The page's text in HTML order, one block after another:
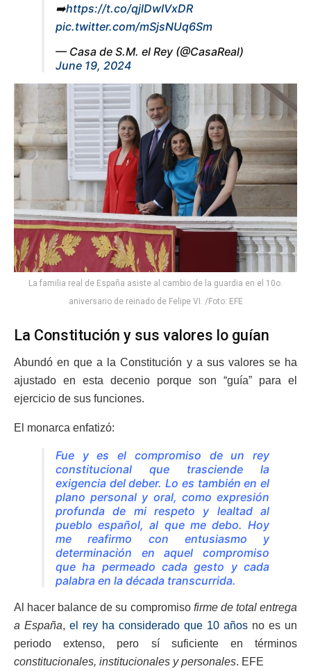
➡️https://t.co/qjlDwIVxDR
pic.twitter.com/mSjsNUq6Sm
— Casa de S.M. el Rey (@CasaReal)
June 19, 2024
La familia real de España asiste al cambio de la guardia en el 10o.
aniversario de reinado de Felipe VI. /Foto: EFE
La Constitución y sus valores lo guían
Abundó en que a la Constitución y a sus valores se ha
ajustado en esta decenio porque son “guía” para el
ejercicio de sus funciones.
El monarca enfatizó:
Fue y es el compromiso de un rey
constitucional que trasciende la
exigencia del deber. Lo es también en el
plano personal y oral, como expresión
profunda de mi respeto y lealtad al
pueblo español, al que me debo. Hoy
me reafirmo con entusiasmo y
determinación en aquel compromiso
que ha permeado cada gesto y cada
palabra en la década transcurrida.
Al hacer balance de su compromiso firme de total entrega
a España, el rey ha considerado que 10 años no es un
periodo extenso, pero sí suficiente en términos
constitucionales, institucionales y personales. EFE